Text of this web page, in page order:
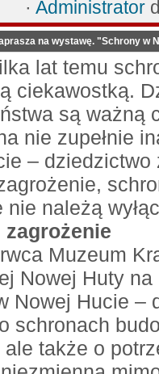
· Administrator
na wystawę. "Schrony w
lat temu
ciekawostką.
są ważną
nie zupełnie
–
nie należą
zagrożenie
Muzeum
Nowej Huty
Nowej Hucie –
schronach
także o